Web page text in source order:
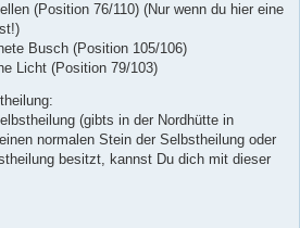
(Position 76/110) (Nur wenn du hier eine
Busch (Position 105/106)
Licht (Position 79/103)
(gibts in der Nordhütte in
normalen Stein der Selbstheilung oder
besitzt, kannst Du dich mit dieser